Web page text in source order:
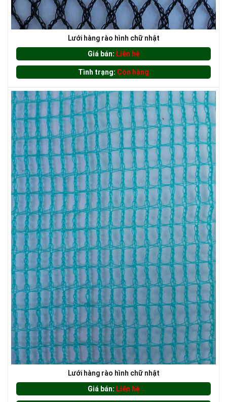
LƯỚI CHE NẮNG
LƯỚI CHẮN ĐỘNG VẬT
LƯỚI XÂY DỰNG
LƯỚI CHẮN CÔN TRÙNG
LƯỚI CHẮN CÔN TRÙNG
Lưới hàng rào hình chữ nhật
Giá bán: Liên hệ
Tình trạng: Còn hàng
Lưới hàng rào hình chữ nhật
Giá bán: Liên hệ